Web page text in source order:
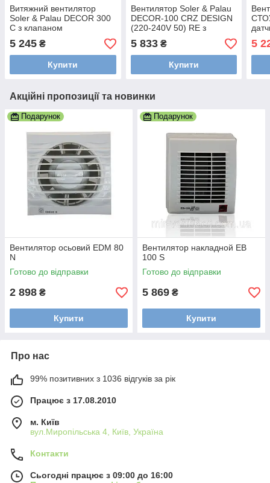
Витяжний вентилятор
Soler & Palau DECOR 300
C з клапаном
5 245 ₴
Купити
Вентилятор Soler & Palau
DECOR-100 CRZ DESIGN
(220-240V 50) RE з
5 833₴
Купити
5
Акційні пропозиції та новинки
Подарунок
Вентилятор осьовий EDM 80
N
Готово до відправки
2 898 ₴
Купити
Подарунок
Вентилятор накладной EB
100 S
Готово до відправки
5 869 ₴
Купити
Про нас
99% позитивних з 1036 відгуків за рік
Працює з 17.08.2010
м. Київ
вул.Миропільська 4, Київ, Україна
Контакти
Сьогодні працює з 09:00 до 16:00